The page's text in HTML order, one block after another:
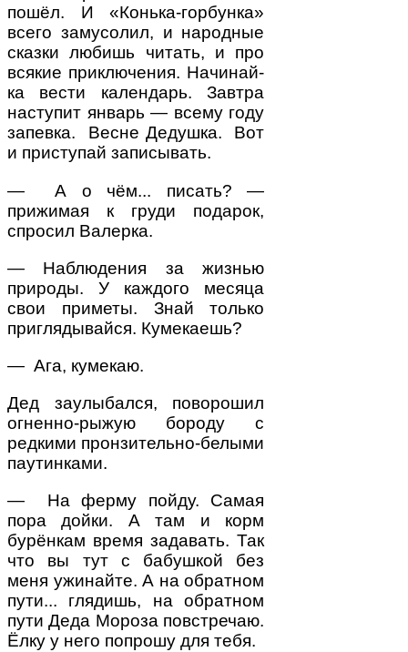
пошёл. И «Конька-горбунка»
всего замусолил, и народные
сказки любишь читать, и про
всякие приключения. Начинай-
ка вести календарь. Завтра
наступит январь — всему году
запевка. Весне Дедушка. Вот
и приступай записывать.
— А о чём... писать? —
прижимая к груди подарок,
спросил Валерка.
— Наблюдения за жизнью
природы. У каждого месяца
свои приметы. Знай только
приглядывайся. Кумекаешь?
— Ага, кумекаю.
Дед заулыбался, поворошил
огненно-рыжую бороду с
редкими пронзительно-белыми
паутинками.
— На ферму пойду. Самая
пора дойки. А там и корм
бурёнкам время задавать. Так
что вы тут с бабушкой без
меня ужинайте. А на обратном
пути... глядишь, на обратном
пути Деда Мороза повстречаю.
Ёлку у него попрошу для тебя.